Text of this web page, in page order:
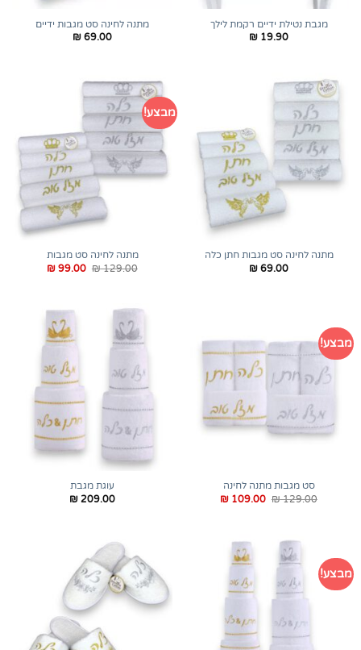
מגבת נטילת ידיים רקמת לילך
₪ 19.90
מתנה לחינה סט מגבות ידיים
₪ 69.00
מתנה לחינה סט מגבות חתן כלה
₪ 69.00
מבצע!
מתנה לחינה סט מגבות
₪129.00
המחיר ₪ 99.00
המחיר
מבצע!
סט מגבות מתנה לחינה
₪129.00
המחיר
₪ 109.00
המחיר
עוגת מגבת
₪ 209.00
מבצע!